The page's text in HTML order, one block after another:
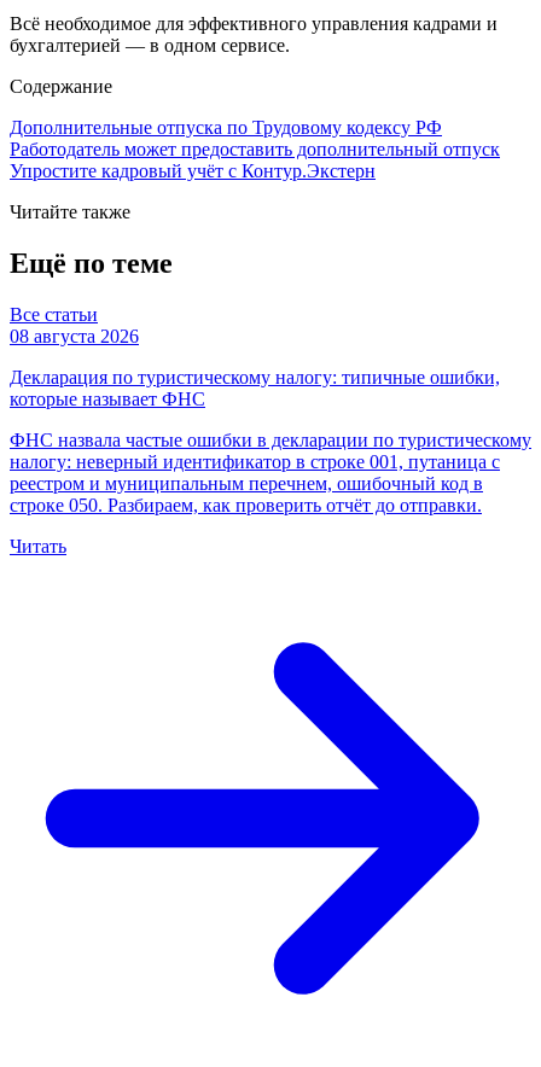
Всё необходимое для эффективного управления кадрами и
бухгалтерией — в одном сервисе.
Содержание
Дополнительные отпуска по Трудовому кодексу РФ
Работодатель может предоставить дополнительный отпуск
Упростите кадровый учёт с Контур.Экстерн
Читайте также
Ещё по теме
Все статьи
08 августа 2026
Декларация по туристическому налогу: типичные ошибки,
которые называет ФНС
ФНС назвала частые ошибки в декларации по туристическому
налогу: неверный идентификатор в строке 001, путаница с
реестром и муниципальным перечнем, ошибочный код в
строке 050. Разбираем, как проверить отчёт до отправки.
Читать